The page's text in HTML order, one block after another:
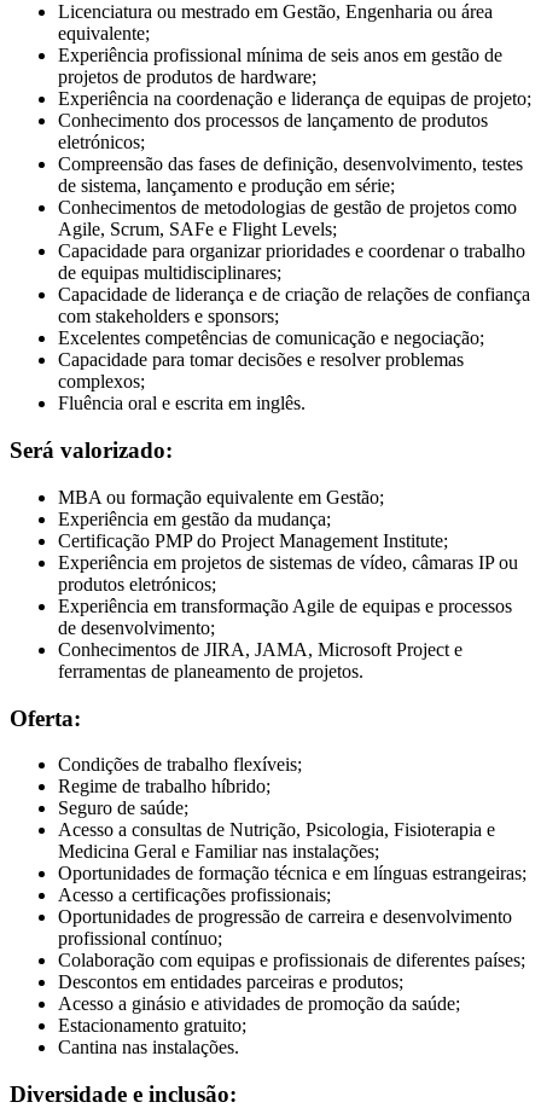
Licenciatura ou mestrado em Gestão, Engenharia ou área
equivalente;
Experiência profissional mínima de seis anos em gestão de
projetos de produtos de hardware;
Experiência na coordenação e liderança de equipas de projeto;
Conhecimento dos processos de lançamento de produtos
eletrónicos;
Compreensão das fases de definição, desenvolvimento, testes
de sistema, lançamento e produção em série;
Conhecimentos de metodologias de gestão de projetos como
Agile, Scrum, SAFe e Flight Levels;
Capacidade para organizar prioridades e coordenar o trabalho
de equipas multidisciplinares;
Capacidade de liderança e de criação de relações de confiança
com stakeholders e sponsors;
Excelentes competências de comunicação e negociação;
Capacidade para tomar decisões e resolver problemas
complexos;
Fluência oral e escrita em inglês.
Será valorizado:
MBA ou formação equivalente em Gestão;
Experiência em gestão da mudança;
Certificação PMP do Project Management Institute;
Experiência em projetos de sistemas de vídeo, câmaras IP ou
produtos eletrónicos;
Experiência em transformação Agile de equipas e processos
de desenvolvimento;
Conhecimentos de JIRA, JAMA, Microsoft Project e
ferramentas de planeamento de projetos.
Oferta:
Condições de trabalho flexíveis;
Regime de trabalho híbrido;
Seguro de saúde;
Acesso a consultas de Nutrição, Psicologia, Fisioterapia e
Medicina Geral e Familiar nas instalações;
Oportunidades de formação técnica e em línguas estrangeiras;
Acesso a certificações profissionais;
Oportunidades de progressão de carreira e desenvolvimento
profissional contínuo;
Colaboração com equipas e profissionais de diferentes países;
Descontos em entidades parceiras e produtos;
Acesso a ginásio e atividades de promoção da saúde;
Estacionamento gratuito;
Cantina nas instalações.
Diversidade e inclusão: